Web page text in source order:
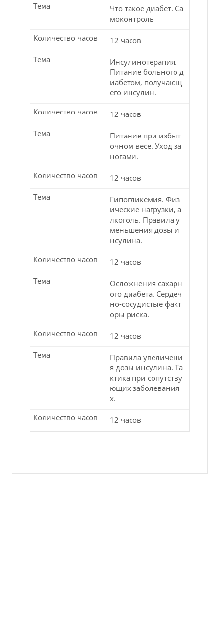
Что такое диабет. Са
моконтроль
Тема
12 часов
Количество часов
Инсулинотерапия.
Питание больного д
иабетом, получающ
его инсулин.
Тема
12 часов
Количество часов
Питание при избыт
очном весе. Уход за
ногами.
Тема
12 часов
Количество часов
Гипогликемия. Физ
ические нагрузки, а
лкоголь. Правила у
меньшения дозы и
нсулина.
Тема
12 часов
Количество часов
Осложнения сахарн
ого диабета. Сердеч
но-сосудистые факт
оры риска.
Тема
12 часов
Количество часов
Правила увеличени
я дозы инсулина. Та
ктика при сопутству
ющих заболевания
х.
Тема
12 часов
Количество часов